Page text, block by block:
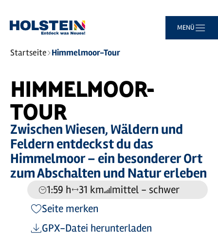
MENÜ
Sie
sind
Startseite Himmelmoor-Tour
HIMMELMOOR-
TOUR
Zwischen Wiesen, Wäldern und
Feldern entdeckst du das
Himmelmoor – ein besonderer Ort
zum Abschalten und Natur erleben
Dauer:
1:59 hEntfernung:
31 kmAnforderung:
mittel - schwer
Seite merken
GPX-Datei herunterladen
Mein Standort